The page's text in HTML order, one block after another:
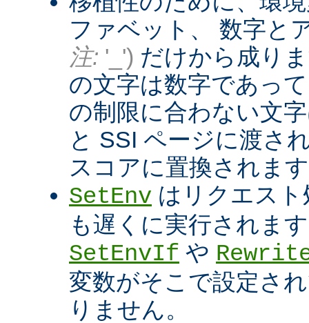
ファベット、 数字と
注: '_') だけから成り
の文字は数字であっ
の制限に合わない文
と SSI ページに渡さ
スコアに置換されま
SetEnv はリクエス
も遅くに実行されま
SetEnvIf や
変数がそこで設定さ
りません。